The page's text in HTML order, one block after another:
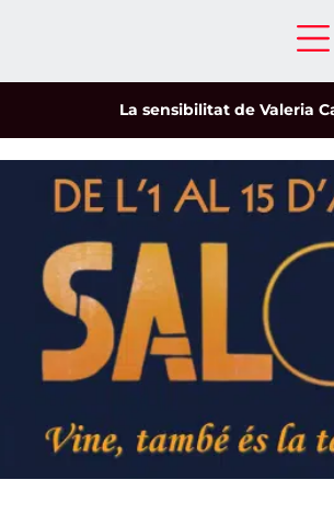
La sensibilitat de Valeria Castro